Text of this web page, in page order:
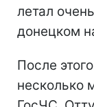
летал
донецком
После
несколько